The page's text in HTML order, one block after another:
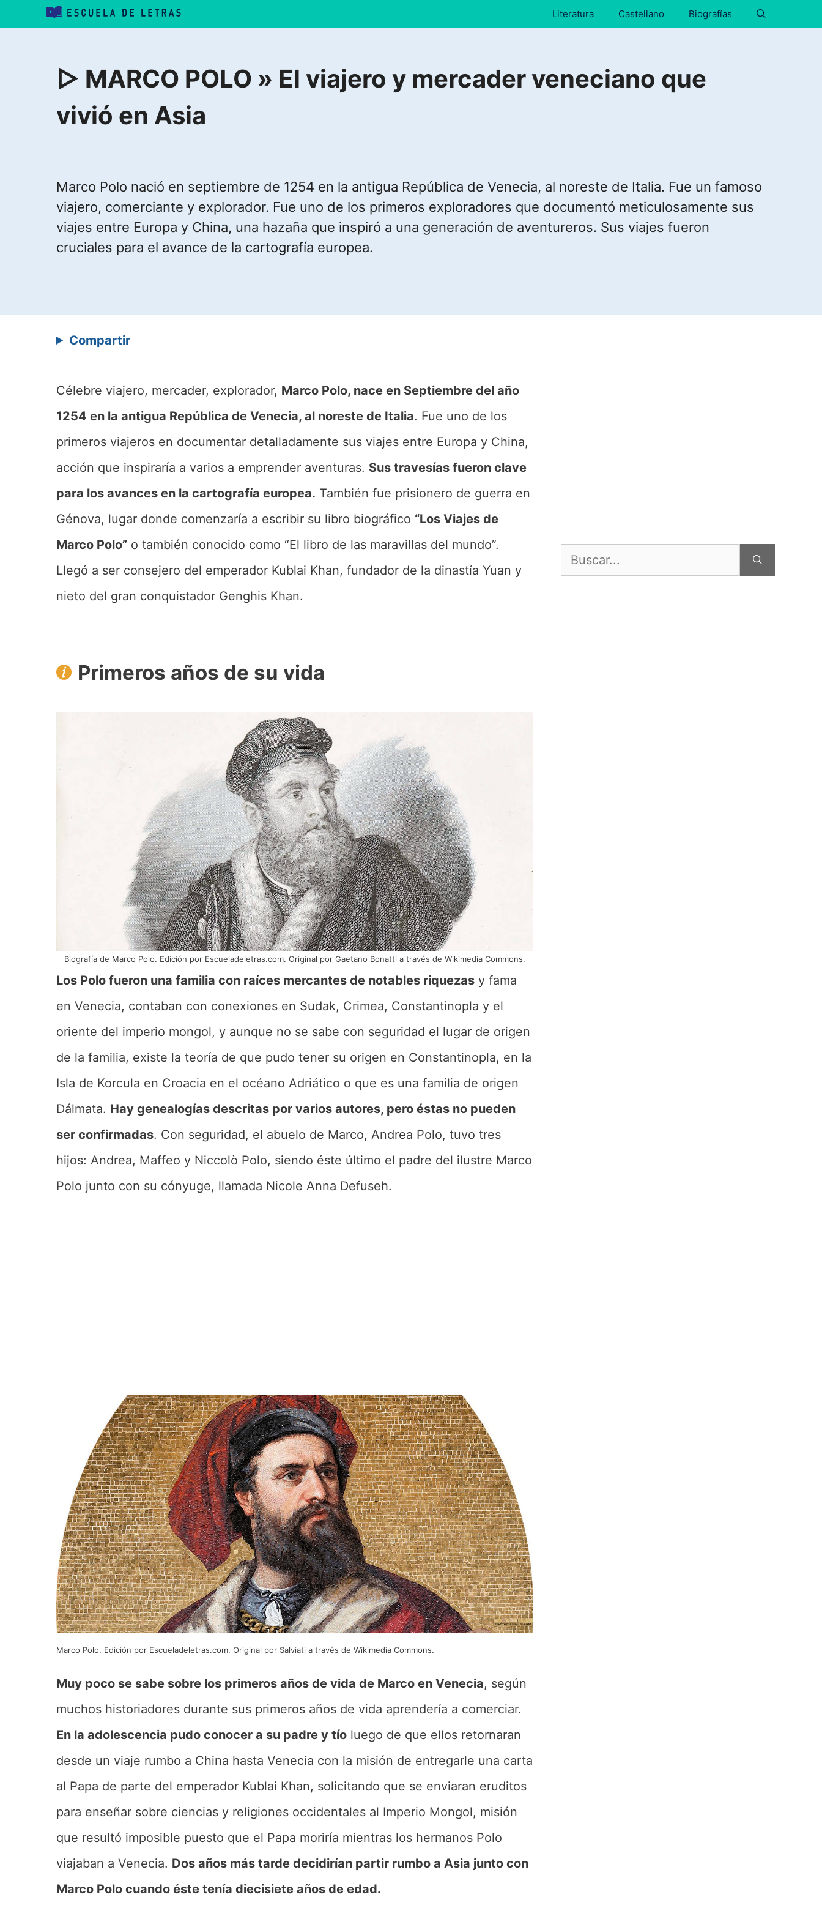
Literatura Castellano Biografías
▷ MARCO POLO » El viajero y mercader veneciano que
vivió en Asia
Marco Polo nació en septiembre de 1254 en la antigua República de Venecia, al noreste de Italia. Fue un famoso
viajero, comerciante y explorador. Fue uno de los primeros exploradores que documentó meticulosamente sus
viajes entre Europa y China, una hazaña que inspiró a una generación de aventureros. Sus viajes fueron
cruciales para el avance de la cartografía europea.
Compartir
Célebre viajero, mercader, explorador, Marco Polo, nace en Septiembre del año
1254 en la antigua República de Venecia, al noreste de Italia. Fue uno de los
primeros viajeros en documentar detalladamente sus viajes entre Europa y China,
acción que inspiraría a varios a emprender aventuras. Sus travesías fueron clave
para los avances en la cartografía europea. También fue prisionero de guerra en
Génova, lugar donde comenzaría a escribir su libro biográfico “Los Viajes de
Marco Polo” o también conocido como “El libro de las maravillas del mundo”.
Llegó a ser consejero del emperador Kublai Khan, fundador de la dinastía Yuan y
nieto del gran conquistador Genghis Khan.
Primeros años de su vida
Biografía de Marco Polo. Edición por Escueladeletras.com. Original por Gaetano Bonatti a través de Wikimedia Commons.
Los Polo fueron una familia con raíces mercantes de notables riquezas y fama
en Venecia, contaban con conexiones en Sudak, Crimea, Constantinopla y el
oriente del imperio mongol, y aunque no se sabe con seguridad el lugar de origen
de la familia, existe la teoría de que pudo tener su origen en Constantinopla, en la
Isla de Korcula en Croacia en el océano Adriático o que es una familia de origen
Dálmata. Hay genealogías descritas por varios autores, pero éstas no pueden
ser confirmadas. Con seguridad, el abuelo de Marco, Andrea Polo, tuvo tres
hijos: Andrea, Maffeo y Niccolò Polo, siendo éste último el padre del ilustre Marco
Polo junto con su cónyuge, llamada Nicole Anna Defuseh.
Marco Polo. Edición por Escueladeletras.com. Original por Salviati a través de Wikimedia Commons.
Muy poco se sabe sobre los primeros años de vida de Marco en Venecia, según
muchos historiadores durante sus primeros años de vida aprendería a comerciar.
En la adolescencia pudo conocer a su padre y tío luego de que ellos retornaran
desde un viaje rumbo a China hasta Venecia con la misión de entregarle una carta
al Papa de parte del emperador Kublai Khan, solicitando que se enviaran eruditos
para enseñar sobre ciencias y religiones occidentales al Imperio Mongol, misión
que resultó imposible puesto que el Papa moriría mientras los hermanos Polo
viajaban a Venecia. Dos años más tarde decidirían partir rumbo a Asia junto con
Marco Polo cuando éste tenía diecisiete años de edad.
Buscar: